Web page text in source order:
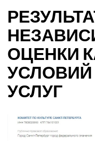
ОЦЕНКИ
УСЛУГ